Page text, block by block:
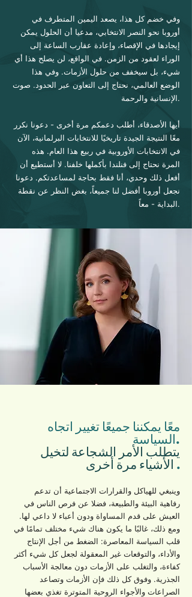
وفي خضم كل هذا، يصعد اليمين المتطرف في
أوروبا نحو النصر الانتخابي، مدعيا أن الحلول يمكن
إيجادها في الإقصاء، وإعادة عقارب الساعة إلى
الوراء لعقود من الزمن. في الواقع، لن يصلح هذا أي
شيء، بل سيخفف من حلول الأزمات. وفي هذا
الوضع العالمي، نحتاج إلى التعاون عبر الحدود. صوت
الإنسانية والرحمة.
أيها الأصدقاء، أطلب دعمكم مرة أخرى - دعونا نكرر
معًا النتيجة الجيدة تاريخيًا للانتخابات البرلمانية، الآن
في الانتخابات الأوروبية في ربيع هذا العام. هذه
المرة نحتاج إلى فنلندا بأكملها خلفنا. لا أستطيع أن
أفعل ذلك وحدي، أنا فقط بحاجة لمساعدتكم. دعونا
نجعل أوروبا أفضل لنا جميعاً، بغض النظر عن نقطة
البداية - معاً.
معًا يمكننا جميعًا تغيير اتجاه
السياسة.
يتطلب الأمر الشجاعة لتخيل
الأشياء مرة أخرى .
وينبغي للهياكل والقرارات الاجتماعية أن تدعم
رفاهية البيئة والطبيعة، فضلا عن فرص الناس في
العيش على قدم المساواة ودون أعباء لا داعي لها.
ومع ذلك، غالبًا ما يكون هناك شيء مختلف تمامًا في
قلب السياسة المعاصرة: الضغط من أجل الإنتاج
والأداء، والتوقعات غير المعقولة لجعل كل شيء أكثر
كفاءة، والتغلب على الأزمات دون معالجة الأسباب
الجذرية. وفوق كل ذلك فإن الأزمات وتصاعد
الصراعات والأجواء الروحية المتوترة تغذي بعضها